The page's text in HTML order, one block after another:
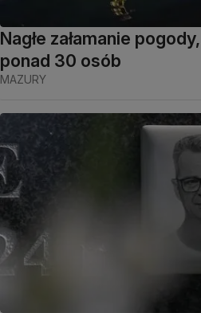
Nagłe załamanie
ponad 30 osób
MAZURY